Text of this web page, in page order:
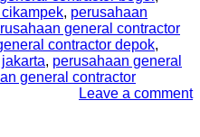
, perusahaan
general contractor
contractor depok,
, perusahaan general
general contractor
Leave a comment